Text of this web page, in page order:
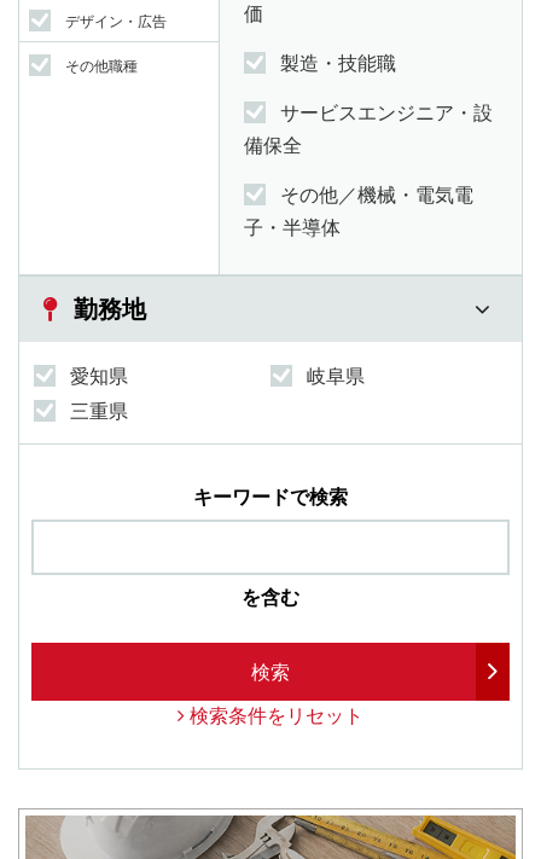
デザイン・広告
その他職種
価
製造・技能職
サービスエンジニア・設
備保全
その他／機械・電気電
子・半導体
勤務地
愛知県
岐阜県
三重県
キーワードで検索
を含む
検索
検索条件をリセット